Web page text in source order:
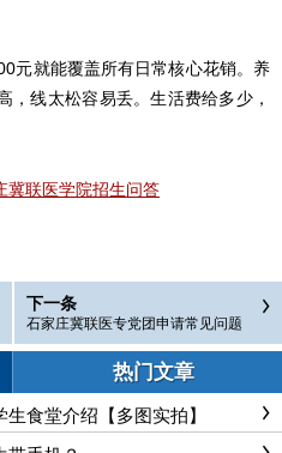
元就能覆盖所有日常核心花销。养
，线太松容易丢。生活费给多少，
冀联医学院招生问答
下一条
石家庄冀联医专党团申请常见问题
解答
热门文章
食堂介绍【多图实拍】